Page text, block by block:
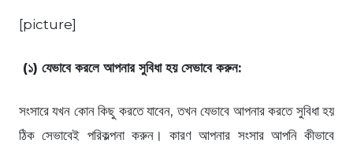
[picture]
(১) যেভাবে করলে আপনার সুবিধা হয় সেভাবে করুন:
সংসারে যখন কোন কিছু করতে যাবেন, তখন যেভাবে আপনার করতে সুবিধা হয়
ঠিক সেভাবেই পরিকল্পনা করুন। কারণ আপনার সংসার আপনি কীভাবে